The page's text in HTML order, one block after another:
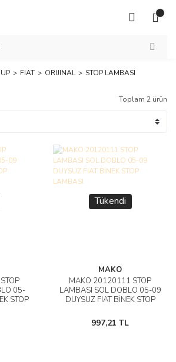
FIAT ORIJINAL STOP LAMBASI
Toplam 2 ürün
05-
STOP
Tükendi
MAKO
MAKO 20120111 STOP
LAMBASI SOL DOBLO 05-09
DUYSUZ FIAT BİNEK STOP
997,21 TL